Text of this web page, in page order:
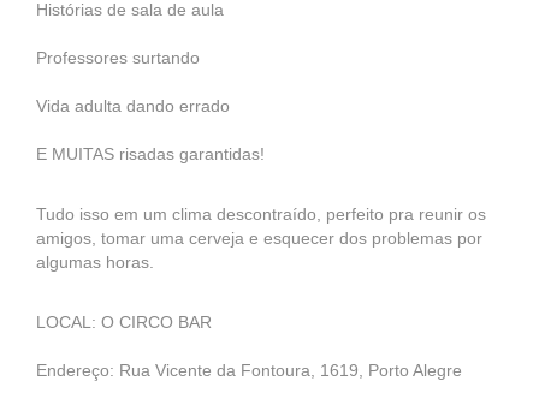
Histórias de sala de aula
Professores surtando
Vida adulta dando errado
E MUITAS risadas garantidas!
Tudo isso em um clima descontraído, perfeito pra reunir os
amigos, tomar uma cerveja e esquecer dos problemas por
algumas horas.
LOCAL: O CIRCO BAR
Endereço: Rua Vicente da Fontoura, 1619, Porto Alegre